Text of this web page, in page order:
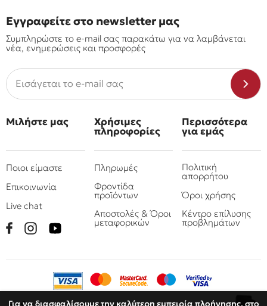
Για να διασφαλίσουμε την καλύτερη εμπειρία πλοήγησης, στο
€
Εγγραφείτε στο newsletter μας
Συμπληρώστε το e-mail σας παρακάτω για να λαμβάνεται
νέα, ενημερώσεις και προσφορές
Μιλήστε μας
Ποιοι είμαστε
Επικοινωνία
Live chat
Χρήσιμες
πληροφορίες
Πληρωμές
Φροντίδα
προϊόντων
Αποστολές & Όροι
μεταφορικών
Περισσότερα
για εμάς
Πολιτική
απορρήτου
Όροι χρήσης
Κέντρο επίλυσης
προβλημάτων